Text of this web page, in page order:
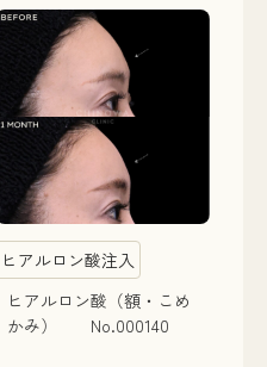
ヒアルロン酸注入
ヒアルロン酸（額・こめ
かみ） No.000140